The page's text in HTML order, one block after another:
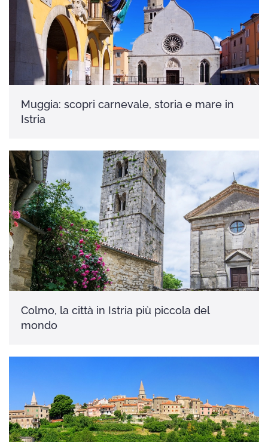
Muggia: scopri carnevale, storia e mare in
Istria
Colmo, la città in Istria più piccola del
mondo